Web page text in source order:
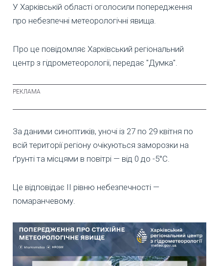
У Харківській області оголосили попередження
про небезпечні метеорологічні явища.
Про це повідомляє Харківський регіональний
центр з гідрометеорології, передає "Думка".
За даними синоптиків, уночі із 27 по 29 квітня по
всій території регіону очікуються заморозки на
ґрунті та місцями в повітрі — від 0 до -5°C.
Це відповідає ІІ рівню небезпечності —
помаранчевому.